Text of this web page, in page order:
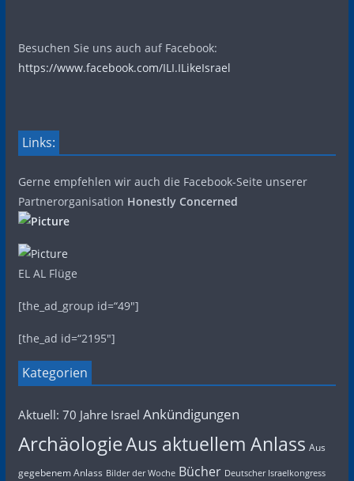
Besuchen Sie uns auch auf Facebook:
https://www.facebook.com/ILI.ILikeIsrael
Links:
Gerne empfehlen wir auch die Facebook-Seite unserer
Partnerorganisation Honestly Concerned
EL AL Flüge
[the_ad_group id=“49″]
[the_ad id=“2195″]
Kategorien
Aktuell: 70 Jahre Israel Ankündigungen
ArchäologieAus aktuellem Anlass Aus
gegebenem Anlass Bilder der Woche Bücher Deutscher Israelkongress